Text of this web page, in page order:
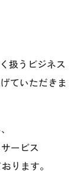
扱うビジネス
ていただきま
ービス
ります。